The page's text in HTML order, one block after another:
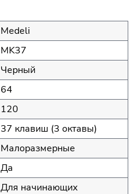
Medeli
MK37
Черный
64
120
37 клавиш (3 октавы)
Малоразмерные
Да
Для начинающих